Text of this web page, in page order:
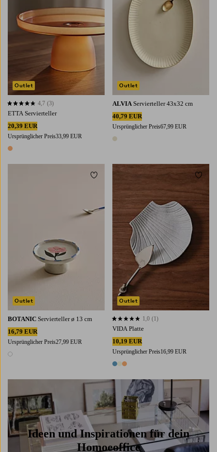
ETTA Servierteller
20,39 EUR
Ursprünglicher Preis33,99 EUR
1 Farbe
4,7 basierend auf 3 Bewertungen
4,7 (3)
Outlet
ALVIA Servierteller 43x32 cm
40,79 EUR
Ursprünglicher Preis67,99 EUR
1 Farbe
Outlet
BOTANIC Servierteller ø 13 cm
16,79 EUR
Ursprünglicher Preis27,99 EUR
1 Farbe
Outlet
Zu Favoriten hinzufügen
VIDA Platte
10,19 EUR
Ursprünglicher Preis16,99 EUR
3 Farben
1,0 basierend auf 1 Bewertungen
1,0 (1)
Outlet
Zu
Ideen und Inspirationen für dein
Homoeoffice